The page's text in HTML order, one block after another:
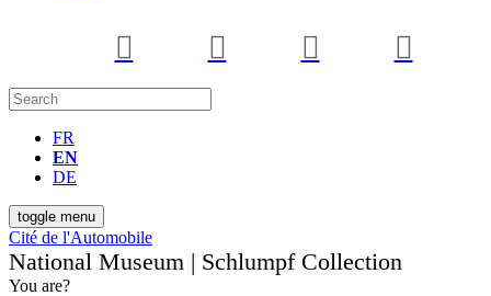
FR
EN
DE
toggle menu
Cité de l'Automobile
National Museum | Schlumpf Collection
You are?